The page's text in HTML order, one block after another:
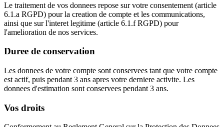
Le traitement de vos donnees repose sur votre consentement (article
6.1.a RGPD) pour la creation de compte et les communications,
ainsi que sur l'interet legitime (article 6.1.f RGPD) pour
l'amelioration de nos services.
Duree de conservation
Les donnees de votre compte sont conservees tant que votre compte
est actif, puis pendant 3 ans apres votre derniere activite. Les
donnees d'estimation sont conservees pendant 3 ans.
Vos droits